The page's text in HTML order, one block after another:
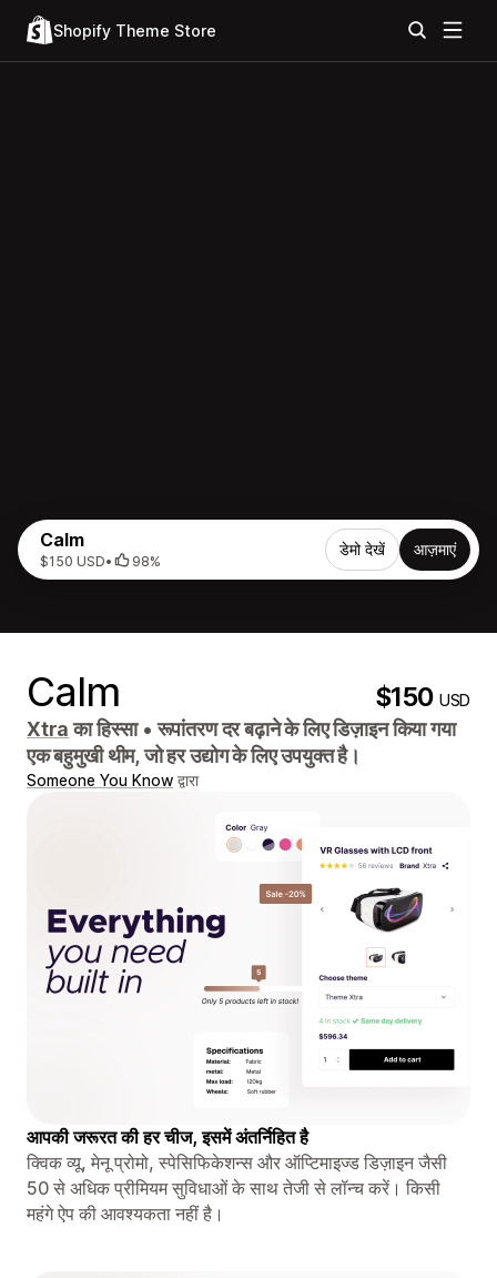
Shopify Theme Store
Calm
$150 USD• 98%
डेमो देखें आज़माएं
Calm $150USD
Xtraका हिस्सा • रूपांतरण दर बढ़ाने के लिए डिज़ाइन किया गया
एक बहुमुखी थीम, जो हर उद्योग के लिए उपयुक्त है।
Someone You Know द्वारा
आपकी जरूरत की हर चीज, इसमें अंतर्निहित है
क्विक व्यू, मेनू प्रोमो, स्पेसिफिकेशन्स और ऑप्टिमाइज्ड डिज़ाइन जैसी
50 से अधिक प्रीमियम सुविधाओं के साथ तेजी से लॉन्च करें। किसी
महंगे ऐप की आवश्यकता नहीं है।